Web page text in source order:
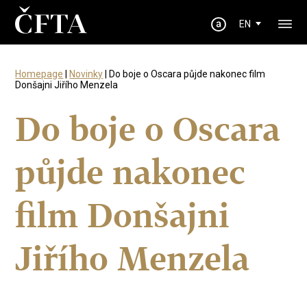
EN
Homepage Novinky | Do boje o Oscara půjde nakonec film
Donšajni Jiřího Menzela
Do boje o Oscara
půjde nakonec
film Donšajni
Jiřího Menzela